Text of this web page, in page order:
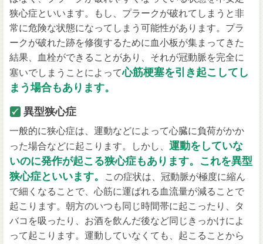
狭心症といいます。もし、プラークが破れてしまうと非
常に危険な状態になってしまう可能性があります。プラ
ークが破れた跡を修復するために血小板が集まってきた
結果、血栓ができることがあり、それが冠動脈を完全に
塞いでしまうことによって心筋梗塞を引き起こしてし
まう場合もあります。
異型狭心症
一般的に狭心症は、運動などによって心臓に負荷がかか
った場合などに起こります。しかし、運動をしていな
いのに発作が起こる狭心症もあります。これを異型
狭心症といいます。
この症状は、冠動脈が極度に縮ん
で細くなることで、心筋に運ばれる血流量が減ることで
起こります。朝方のいつも同じ時間帯に起こったり、タ
バコを吸ったり、お酒を飲んだ後など同じきっかけによ
って起こります。運動していなくても、起こることから